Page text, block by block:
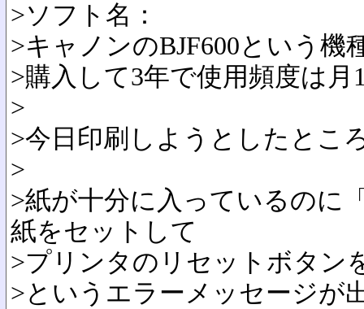
>ソフト名：
>キャノンのBJF600という機
>購入して3年で使用頻度は月
>
>今日印刷しようとしたとこ
>
>紙が十分に入っているのに
紙をセットして
>プリンタのリセットボタン
>というエラーメッセージが